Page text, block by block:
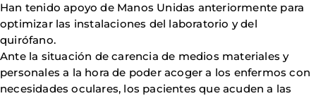
Han tenido apoyo de Manos Unidas anteriormente para
optimizar las instalaciones del laboratorio y del
quirófano.
Ante la situación de carencia de medios materiales y
personales a la hora de poder acoger a los enfermos con
necesidades oculares, los pacientes que acuden a las